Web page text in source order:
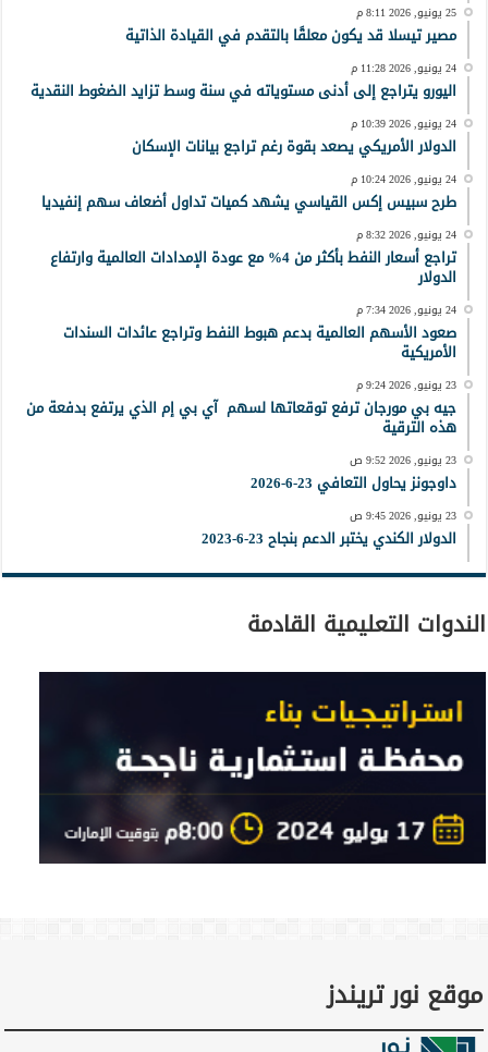
25 يونيو, 2026 8:11 م
مصير تيسلا قد يكون معلقًا بالتقدم في القيادة الذاتية
24 يونيو, 2026 11:28 م
اليورو يتراجع إلى أدنى مستوياته في سنة وسط تزايد الضغوط النقدية
24 يونيو, 2026 10:39 م
الدولار الأمريكي يصعد بقوة رغم تراجع بيانات الإسكان
24 يونيو, 2026 10:24 م
طرح سبيس إكس القياسي يشهد كميات تداول أضعاف سهم إنفيديا
24 يونيو, 2026 8:32 م
تراجع أسعار النفط بأكثر من 4% مع عودة الإمدادات العالمية وارتفاع
الدولار
24 يونيو, 2026 7:34 م
صعود الأسهم العالمية بدعم هبوط النفط وتراجع عائدات السندات
الأمريكية
23 يونيو, 2026 9:24 م
جيه بي مورجان ترفع توقعاتها لسهم آي بي إم الذي يرتفع بدفعة من
هذه الترقية
23 يونيو, 2026 9:52 ص
داوجونز يحاول التعافي 23-6-2026
23 يونيو, 2026 9:45 ص
الدولار الكندي يختبر الدعم بنجاح 23-6-2023
الندوات التعليمية القادمة
موقع نور تريندز